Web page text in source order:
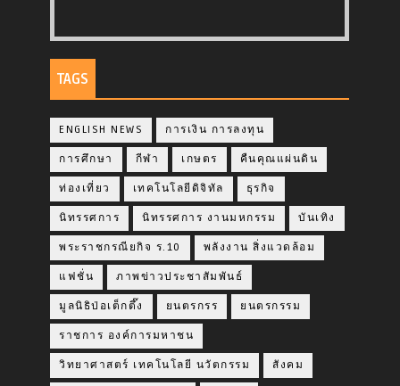
TAGS
ENGLISH NEWS การเงิน การลงทุน
การศึกษา กีฬา เกษตร คืนคุณแผ่นดิน
ท่องเที่ยว เทคโนโลยีดิจิทัล ธุรกิจ
นิทรรศการ นิทรรศการ งานมหกรรม บันเทิง
พระราชกรณียกิจ ร.10 พลังงาน สิ่งแวดล้อม
แฟชั่น ภาพข่าวประชาสัมพันธ์
มูลนิธิป่อเต็กตึ๊ง ยนตรกรร ยนตรกรรม
ราชการ องค์การมหาชน
วิทยาศาสตร์ เทคโนโลยี นวัตกรรม สังคม